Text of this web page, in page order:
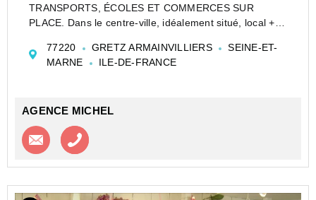
TRANSPORTS, ÉCOLES ET COMMERCES SUR
PLACE. Dans le centre-ville, idéalement situé, local +
réception et des sanitaires. chauffage électrique
individuel. Grande vitrine avec rideaux ...
77220 GRETZ ARMAINVILLIERS
SEINE-ET-
MARNE
ILE-DE-FRANCE
AGENCE MICHEL
Contacter l'agence